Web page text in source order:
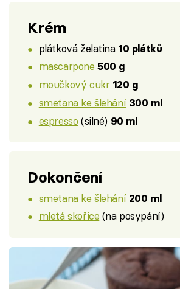
Krém
plátková želatina 10 plátků
mascarpone 500 g
moučkový cukr 120 g
smetana ke šlehání 300 ml
espresso (silné) 90 ml
Dokončení
smetana ke šlehání 200 ml
mletá skořice (na posypání)